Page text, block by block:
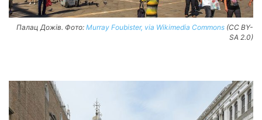
Палац Дожів. Фото: Murray Foubister, via Wikimedia Commons (CC BY-
SA 2.0)